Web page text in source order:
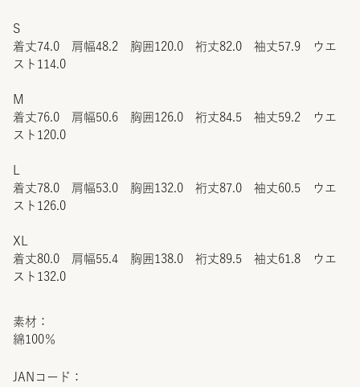
JANコード：
S
着丈74.0 肩幅48.2 胸囲120.0 裄丈82.0 袖丈57.9 ウエ
スト114.0
M
着丈76.0 肩幅50.6 胸囲126.0 裄丈84.5 袖丈59.2 ウエ
スト120.0
着丈78.0 肩幅53.0 胸囲132.0 裄丈87.0 袖丈60.5 ウエ
スト126.0
XL
着丈80.0 肩幅55.4 胸囲138.0 裄丈89.5 袖丈61.8 ウエ
スト132.0
素材：
綿100％